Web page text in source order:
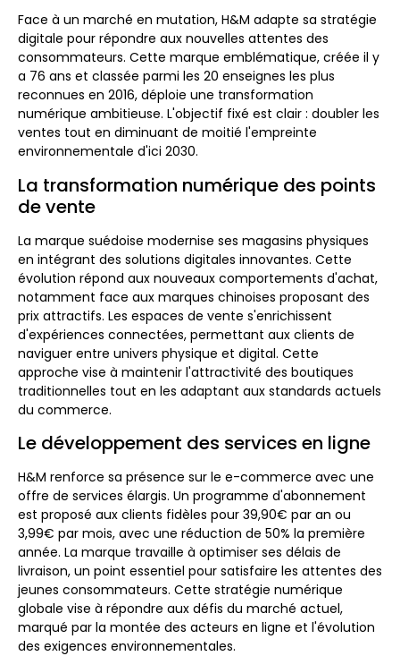
Face à un marché en mutation, H&M adapte sa stratégie
digitale pour répondre aux nouvelles attentes des
consommateurs. Cette marque emblématique, créée il y
a 76 ans et classée parmi les 20 enseignes les plus
reconnues en 2016, déploie une transformation
numérique ambitieuse. L'objectif fixé est clair : doubler les
ventes tout en diminuant de moitié l'empreinte
environnementale d'ici 2030.
La transformation numérique des points
de vente
La marque suédoise modernise ses magasins physiques
en intégrant des solutions digitales innovantes. Cette
évolution répond aux nouveaux comportements d'achat,
notamment face aux marques chinoises proposant des
prix attractifs. Les espaces de vente s'enrichissent
d'expériences connectées, permettant aux clients de
naviguer entre univers physique et digital. Cette
approche vise à maintenir l'attractivité des boutiques
traditionnelles tout en les adaptant aux standards actuels
du commerce.
Le développement des services en ligne
H&M renforce sa présence sur le e-commerce avec une
offre de services élargis. Un programme d'abonnement
est proposé aux clients fidèles pour 39,90€ par an ou
3,99€ par mois, avec une réduction de 50% la première
année. La marque travaille à optimiser ses délais de
livraison, un point essentiel pour satisfaire les attentes des
jeunes consommateurs. Cette stratégie numérique
globale vise à répondre aux défis du marché actuel,
marqué par la montée des acteurs en ligne et l'évolution
des exigences environnementales.